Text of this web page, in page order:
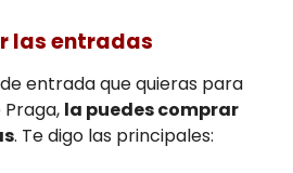
las entradas
entrada que quieras para
la puedes comprar
. Te digo las principales: